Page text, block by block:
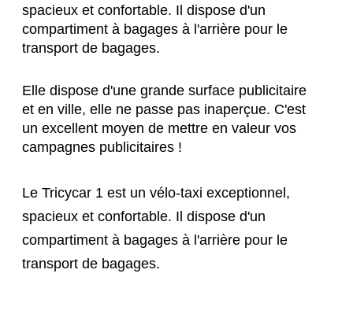
spacieux et confortable. Il dispose d'un
compartiment à bagages à l'arrière pour le
transport de bagages.
Elle dispose d'une grande surface publicitaire
et en ville, elle ne passe pas inaperçue. C'est
un excellent moyen de mettre en valeur vos
campagnes publicitaires !
Le Tricycar 1 est un vélo-taxi exceptionnel,
spacieux et confortable. Il dispose d'un
compartiment à bagages à l'arrière pour le
transport de bagages.